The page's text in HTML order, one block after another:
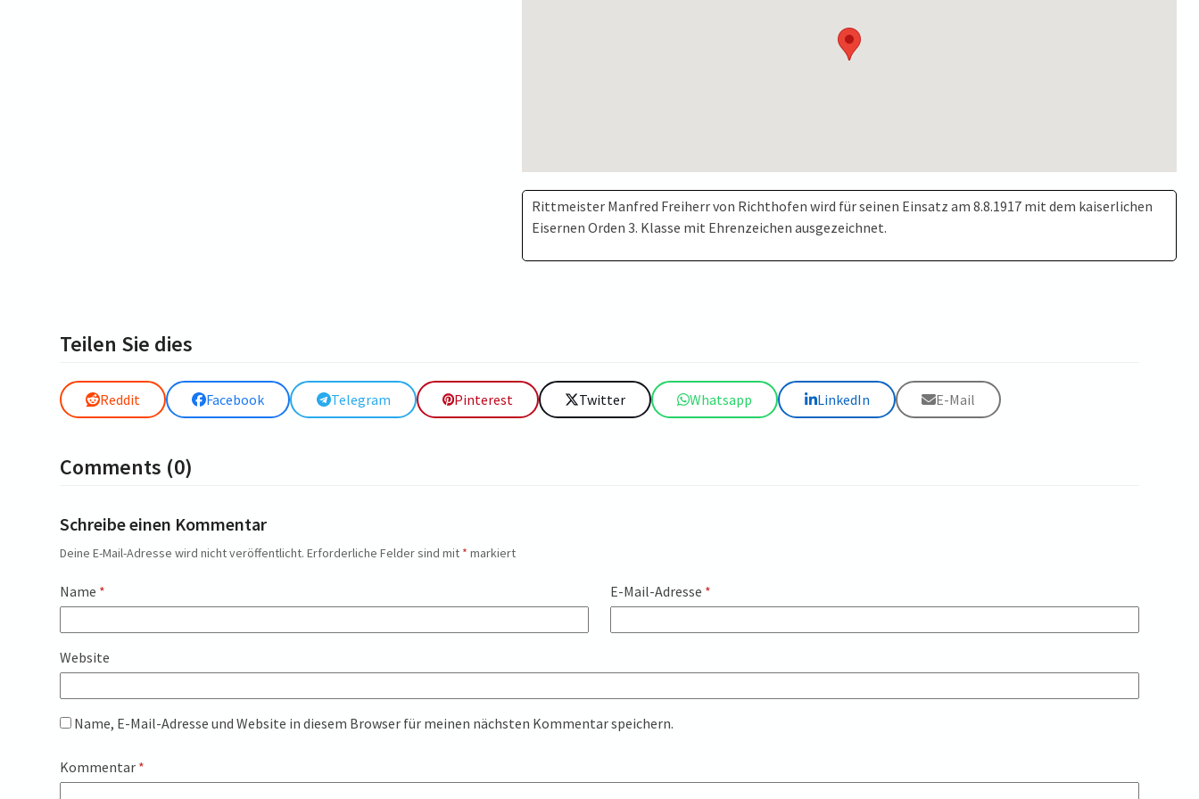
Rittmeister Manfred Freiherr von Richthofen wird für seinen Einsatz am 8.8.1917 mit dem kaiserlichen
Eisernen Orden 3. Klasse mit Ehrenzeichen ausgezeichnet.
Teilen Sie dies
Reddit Facebook Telegram Pinterest Twitter Whatsapp LinkedIn E-Mail
Comments (0)
Schreibe einen Kommentar
Deine E-Mail-Adresse wird nicht veröffentlicht. Erforderliche Felder sind mit * markiert
Name * E-Mail-Adresse *
Website
Name, E-Mail-Adresse und Website in diesem Browser für meinen nächsten Kommentar speichern.
Kommentar *